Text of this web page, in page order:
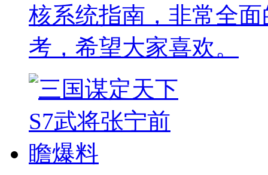
核系统指南，非常全
考，希望大家喜欢。